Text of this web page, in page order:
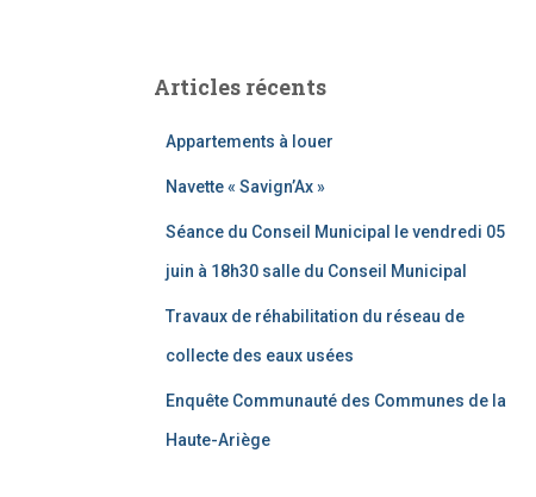
rArticles récents
Appartements à louer
Navette « Savign’Ax »
Séance du Conseil Municipal le vendredi 05
juin à 18h30 salle du Conseil Municipal
Travaux de réhabilitation du réseau de
collecte des eaux usées
Enquête Communauté des Communes de la
Haute-Ariège